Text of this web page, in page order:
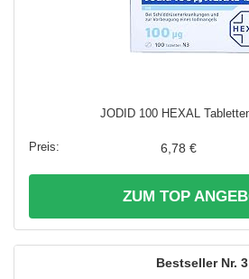
JODID 100 HEXAL
6,78 €
ZUM TOP
3